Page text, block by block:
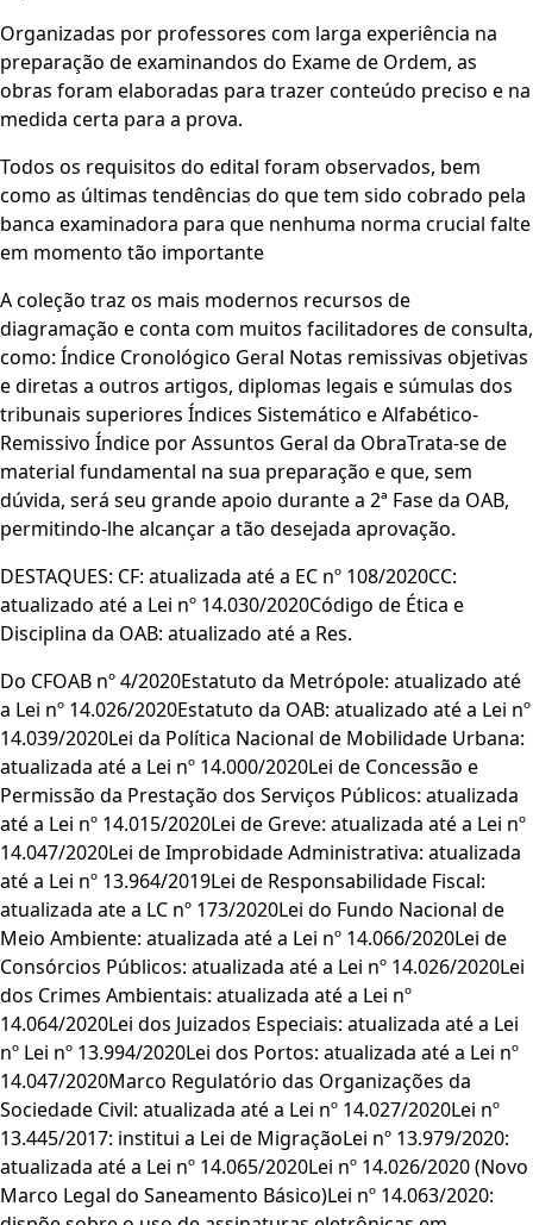
Organizadas por professores com larga experiência na
preparação de examinandos do Exame de Ordem, as
obras foram elaboradas para trazer conteúdo preciso e na
medida certa para a prova.
Todos os requisitos do edital foram observados, bem
como as últimas tendências do que tem sido cobrado pela
banca examinadora para que nenhuma norma crucial falte
em momento tão importante
A coleção traz os mais modernos recursos de
diagramação e conta com muitos facilitadores de consulta,
como: Índice Cronológico Geral Notas remissivas objetivas
e diretas a outros artigos, diplomas legais e súmulas dos
tribunais superiores Índices Sistemático e Alfabético-
Remissivo Índice por Assuntos Geral da ObraTrata-se de
material fundamental na sua preparação e que, sem
dúvida, será seu grande apoio durante a 2ª Fase da OAB,
permitindo-lhe alcançar a tão desejada aprovação.
DESTAQUES: CF: atualizada até a EC nº 108/2020CC:
atualizado até a Lei nº 14.030/2020Código de Ética e
Disciplina da OAB: atualizado até a Res.
Do CFOAB nº 4/2020Estatuto da Metrópole: atualizado até
a Lei nº 14.026/2020Estatuto da OAB: atualizado até a Lei nº
14.039/2020Lei da Política Nacional de Mobilidade Urbana:
atualizada até a Lei nº 14.000/2020Lei de Concessão e
Permissão da Prestação dos Serviços Públicos: atualizada
até a Lei nº 14.015/2020Lei de Greve: atualizada até a Lei nº
14.047/2020Lei de Improbidade Administrativa: atualizada
até a Lei nº 13.964/2019Lei de Responsabilidade Fiscal:
atualizada ate a LC nº 173/2020Lei do Fundo Nacional de
Meio Ambiente: atualizada até a Lei nº 14.066/2020Lei de
Consórcios Públicos: atualizada até a Lei nº 14.026/2020Lei
dos Crimes Ambientais: atualizada até a Lei nº
14.064/2020Lei dos Juizados Especiais: atualizada até a Lei
nº Lei nº 13.994/2020Lei dos Portos: atualizada até a Lei nº
14.047/2020Marco Regulatório das Organizações da
Sociedade Civil: atualizada até a Lei nº 14.027/2020Lei nº
13.445/2017: institui a Lei de MigraçãoLei nº 13.979/2020:
atualizada até a Lei nº 14.065/2020Lei nº 14.026/2020 (Novo
Marco Legal do Saneamento Básico)Lei nº 14.063/2020: